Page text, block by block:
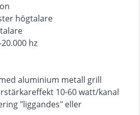
högtalare
hz
aluminium metall grill
10-60 watt/kanal
"liggandes" eller